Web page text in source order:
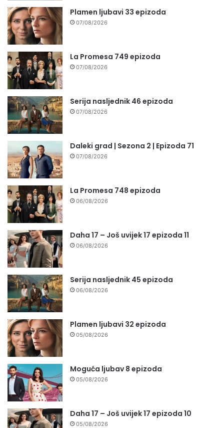
Plamen ljubavi 33 epizoda
07/08/2026
La Promesa 749 epizoda
07/08/2026
Serija nasljednik 46 epizoda
07/08/2026
Daleki grad | Sezona 2 | Epizoda 71
07/08/2026
La Promesa 748 epizoda
06/08/2026
Daha 17 – Još uvijek 17 epizoda 11
06/08/2026
Serija nasljednik 45 epizoda
06/08/2026
Plamen ljubavi 32 epizoda
05/08/2026
Moguća ljubav 8 epizoda
05/08/2026
Daha 17 – Još uvijek 17 epizoda 10
05/08/2026